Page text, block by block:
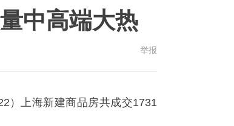
中高端大热
举报
）上海新建商品房共成交1731